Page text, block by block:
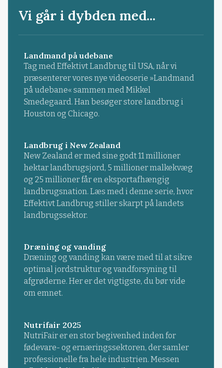
Vi går i dybden med...
Landmand på udebane
Tag med Effektivt Landbrug til USA, når vi
præsenterer vores nye videoserie »Landmand
på udebane« sammen med Mikkel
Smedegaard. Han besøger store landbrug i
Houston og Chicago.
Landbrug i New Zealand
New Zealand er med sine godt 11 millioner
hektar landbrugsjord, 5 millioner malkekvæg
og 25 millioner får en eksportafhængig
landbrugsnation. Læs med i denne serie, hvor
Effektivt Landbrug stiller skarpt på landets
landbrugssektor.
Dræning og vanding
Dræning og vanding kan være med til at sikre
optimal jordstruktur og vandforsyning til
afgrøderne. Her er det vigtigste, du bør vide
om emnet.
Nutrifair 2025
NutriFair er en stor begivenhed inden for
fødevare- og ernæringssektoren, der samler
professionelle fra hele industrien. Messen